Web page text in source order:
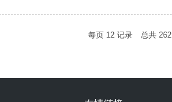
每页 12 记录 总共 262